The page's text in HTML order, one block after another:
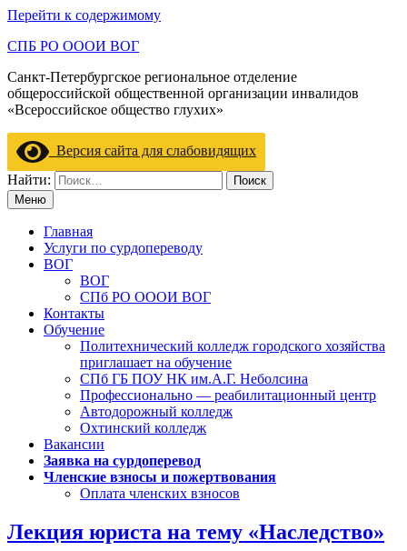
Перейти к содержимому
СПБ РО ОООИ ВОГ
Санкт-Петербургское региональное отделение
общероссийской общественной организации инвалидов
«Всероссийское общество глухих»
Версия сайта для слабовидящих
Найти:
Меню
Главная
Услуги по сурдопереводу
ВОГ
ВОГ
СПб РО ОООИ ВОГ
Контакты
Обучение
Политехнический колледж городского хозяйства
приглашает на обучение
СПб ГБ ПОУ НК им.А.Г. Неболсина
Профессионально — реабилитационный центр
Автодорожный колледж
Охтинский колледж
Вакансии
Заявка на сурдоперевод
Членские взносы и пожертвования
Оплата членских взносов
Лекция юриста на тему «Наследство»